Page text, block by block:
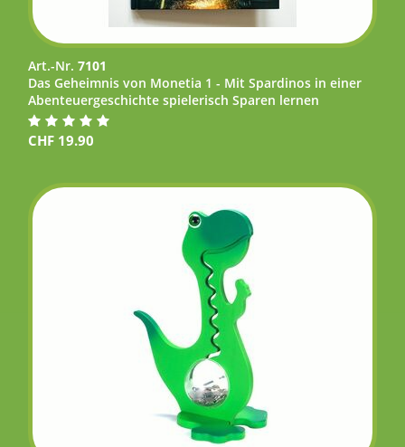
Art.-Nr. 7101
Das Geheimnis von Monetia 1 - Mit Spardinos in einer
Abenteuergeschichte spielerisch Sparen lernen
CHF 19.90